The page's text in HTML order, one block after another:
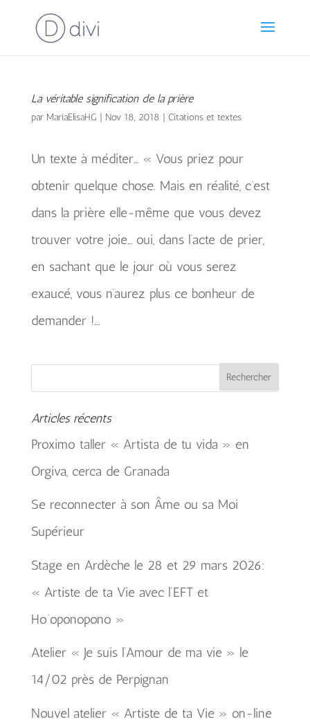
La véritable signification de la prière
par MariaElisaHG | Nov 18, 2018 | Citations et textes
Un texte à méditer… « Vous priez pour
obtenir quelque chose. Mais en réalité, c’est
dans la prière elle-même que vous devez
trouver votre joie… oui, dans l’acte de prier,
en sachant que le jour où vous serez
exaucé, vous n’aurez plus ce bonheur de
demander !...
Articles récents
Proximo taller « Artista de tu vida » en
Orgiva, cerca de Granada
Se reconnecter à son Âme ou sa Moi
Supérieur
Stage en Ardèche le 28 et 29 mars 2026:
« Artiste de ta Vie avec l’EFT et
Ho’oponopono »
Atelier « Je suis l’Amour de ma vie » le
14/02 près de Perpignan
Nouvel atelier « Artiste de ta Vie » on-line